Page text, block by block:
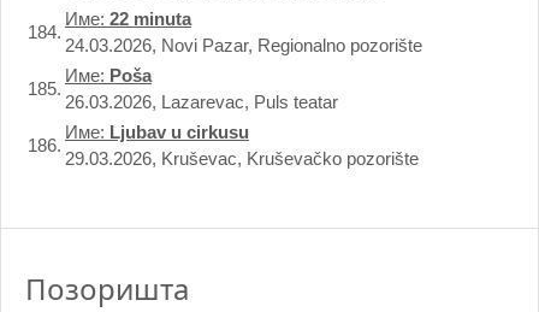
184.
Име: 22 minuta
24.03.2026, Novi Pazar, Regionalno pozorište
185.
Име: Poša
26.03.2026, Lazarevac, Puls teatar
186.
Име: Ljubav u cirkusu
29.03.2026, Kruševac, Kruševačko pozorište
Позоришта